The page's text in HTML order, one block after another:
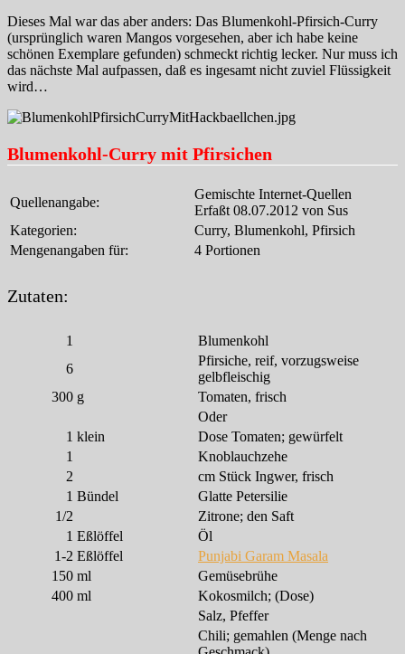
Dieses Mal war das aber anders: Das Blumenkohl-Pfirsich-Curry
(ursprünglich waren Mangos vorgesehen, aber ich habe keine
schönen Exemplare gefunden) schmeckt richtig lecker. Nur muss ich
das nächste Mal aufpassen, daß es ingesamt nicht zuviel Flüssigkeit
wird…
Blumenkohl-Curry mit Pfirsichen
Quellenangabe:
Gemischte Internet-Quellen
Erfaßt 08.07.2012 von Sus
Kategorien:
Curry, Blumenkohl, Pfirsich
Mengenangaben für:
4 Portionen
Zutaten:
1
Blumenkohl
6
Pfirsiche, reif, vorzugsweise
gelbfleischig
300 g
Tomaten, frisch
Oder
1 klein
Dose Tomaten; gewürfelt
1
Knoblauchzehe
2
cm Stück Ingwer, frisch
1 Bündel
Glatte Petersilie
1/2
Zitrone; den Saft
1 Eßlöffel
Öl
1-2 Eßlöffel
Punjabi Garam Masala
150 ml
Gemüsebrühe
400 ml
Kokosmilch; (Dose)
Salz, Pfeffer
Chili; gemahlen (Menge nach